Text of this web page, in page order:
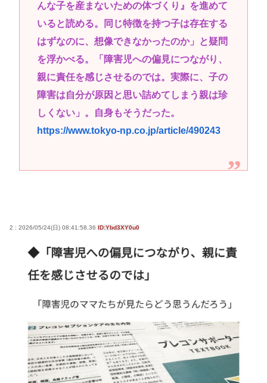
んな子を産まないための体づくり』を進めて
いると読める。同じ特徴を持つ子は存在する
はずなのに、想像できなかったのか」と疑問
を浮かべる。「障害児への偏見につながり、
親に責任を感じさせるのでは。実際に、子の
障害は自分が原因と思い詰めてしまう親は珍
しくない」。自身もそうだった。
https://www.tokyo-np.co.jp/article/490243
2 : 2026/05/24(日) 08:41:58.36 ID:Ybd3XY0u0